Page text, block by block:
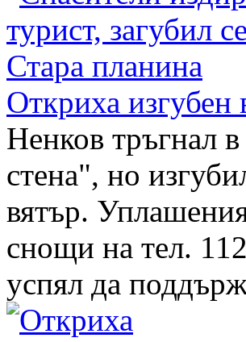
Откриха изгубен
Ненков тръгнал
стена", но
вятър.
снощи на тел.
успял да